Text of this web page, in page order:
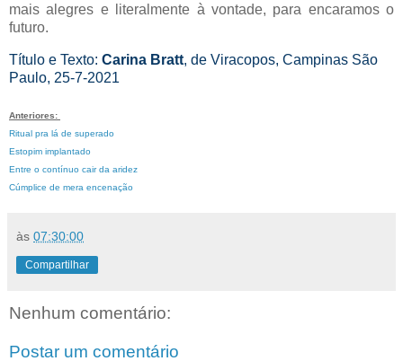
mais alegres e literalmente à vontade, para encaramos o
futuro.
Título e Texto: Carina Bratt, de Viracopos, Campinas São
Paulo, 25-7-2021
Anteriores:
Ritual pra lá de superado
Estopim implantado
Entre o contínuo cair da aridez
Cúmplice de mera encenação
às 07:30:00
Compartilhar
Nenhum comentário:
Postar um comentário